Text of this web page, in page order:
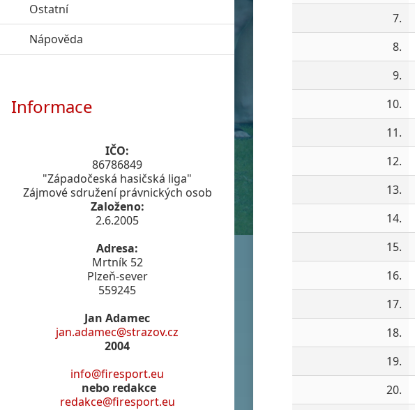
7.
8.
9.
10.
11.
12.
13.
14.
15.
16.
17.
18.
19.
20.
Ostatníclick to expand contents
Nápověda
Informace
IČO:
86786849
"Západočeská hasičská liga"
Zájmové sdružení právnických osob
Založeno:
2.6.2005
Adresa:
Mrtník 52
Plzeň-sever
559245
Jan Adamec
jan.adamec@strazov.cz
2004
info@firesport.eu
nebo redakce
redakce@firesport.eu